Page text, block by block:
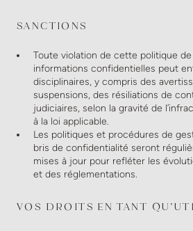
SANCTIONS
Toute violation de cette politique
informations confidentielles peut
disciplinaires, y compris des
suspensions, des résiliations de
judiciaires, selon la gravité de
à la loi applicable.
Les politiques et procédures de
bris de confidentialité seront
mises à jour pour refléter les
et des réglementations.
VOS DROITS EN TANT